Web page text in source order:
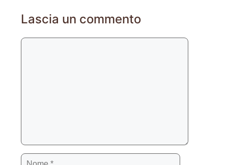
Lascia un commento
Commento
Nome